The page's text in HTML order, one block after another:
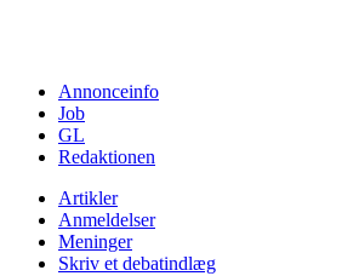
Annonceinfo
Job
GL
Redaktionen
Artikler
Anmeldelser
Meninger
Skriv et debatindlæg